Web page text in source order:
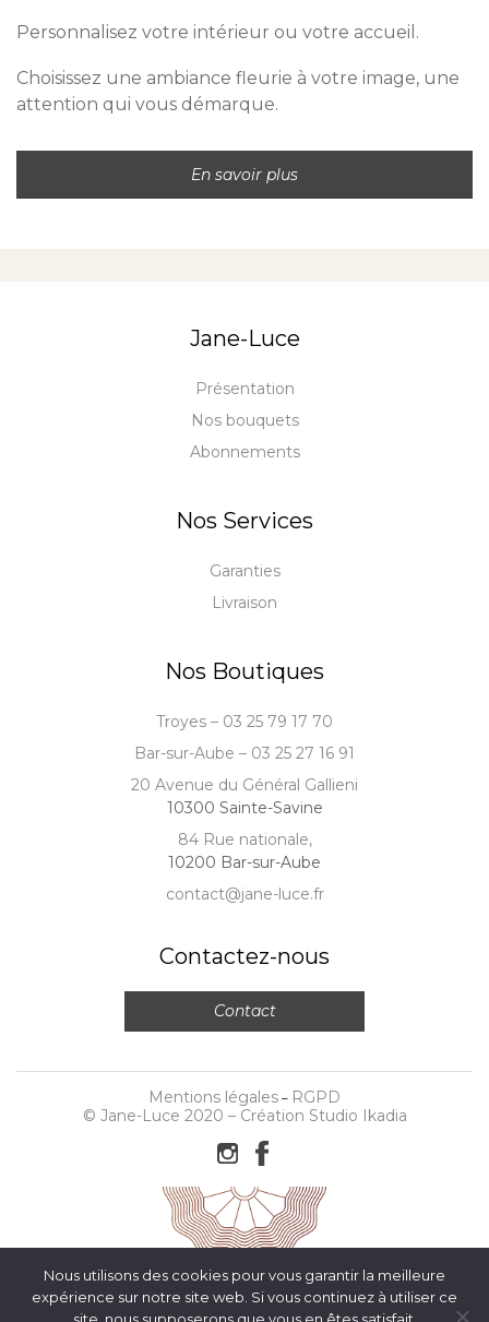
Personnalisez votre intérieur ou votre accueil.
Choisissez une ambiance fleurie à votre image, une
attention qui vous démarque.
En savoir plus
Jane-Luce
Présentation
Nos bouquets
Abonnements
Nos Services
Garanties
Livraison
Nos Boutiques
Troyes – 03 25 79 17 70
Bar-sur-Aube – 03 25 27 16 91
20 Avenue du Général Gallieni
10300 Sainte-Savine
84 Rue nationale,
10200 Bar-sur-Aube
contact@jane-luce.fr
Contactez-nous
Contact
Mentions légales – RGPD
© Jane-Luce 2020 – Création Studio Ikadia
Nous utilisons des cookies pour vous garantir la meilleure
expérience sur notre site web. Si vous continuez à utiliser ce